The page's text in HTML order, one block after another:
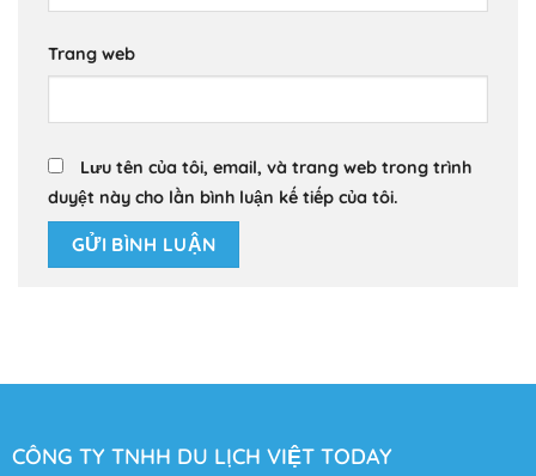
Trang web
Lưu tên của tôi, email, và trang web trong trình
duyệt này cho lần bình luận kế tiếp của tôi.
CÔNG TY TNHH DU LỊCH VIỆT TODAY